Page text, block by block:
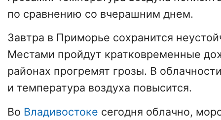
по сравнению со вчерашним днем.
Завтра в Приморье сохранится
Местами пройдут кратковременные
районах прогремят грозы. В
и температура воздуха повысится.
Во Владивостоке сегодня облачно,